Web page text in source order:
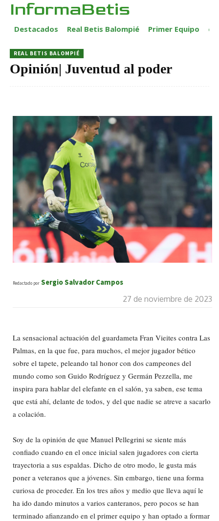
InformaBetis
Destacados Real Betis Balompié Primer Equipo
REAL BETIS BALOMPIÉ
Opinión| Juventud al poder
Redactado por Sergio Salvador Campos
27 de noviembre de 2023
La sensacional actuación del guardameta Fran Vieites contra Las
Palmas, en la que fue, para muchos, el mejor jugador bético
sobre el tapete, peleando tal honor con dos campeones del
mundo como son Guido Rodríguez y Germán Pezzella, me
inspira para hablar del elefante en el salón, ya saben, ese tema
que está ahí, delante de todos, y del que nadie se atreve a sacarlo
a colación.
Soy de la opinión de que Manuel Pellegrini se siente más
confiado cuando en el once inicial salen jugadores con cierta
trayectoria a sus espaldas. Dicho de otro modo, le gusta más
poner a veteranos que a jóvenes. Sin embargo, tiene una forma
curiosa de proceder. En los tres años y medio que lleva aquí le
ha ido dando minutos a varios canteranos, pero pocos se han
terminado afianzando en el primer equipo y han optado a formar